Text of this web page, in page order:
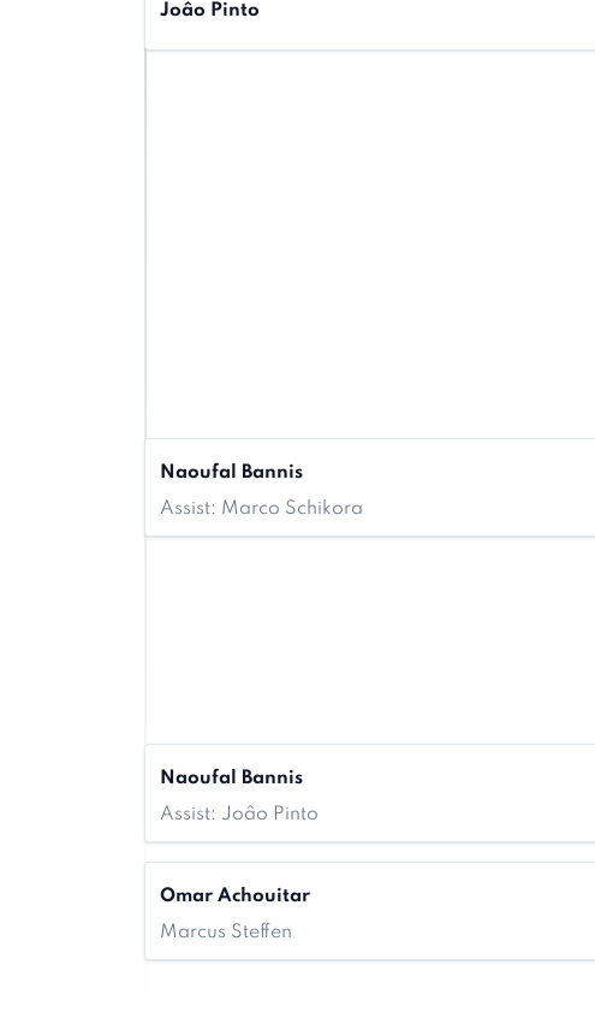
Joâo Pinto
Naoufal Bannis
Assist: Marco Schikora
Naoufal Bannis
Assist: Joâo Pinto
Omar Achouitar
Marcus Steffen